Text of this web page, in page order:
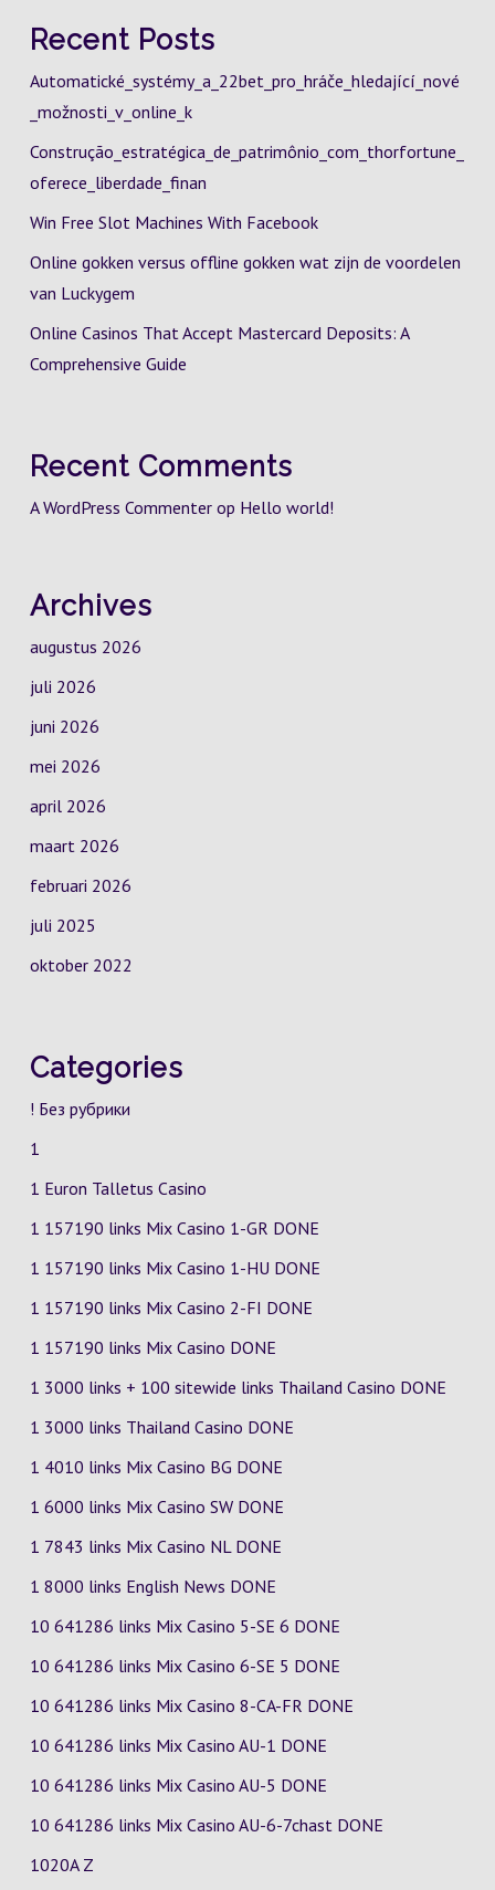
Recent Posts
Automatické_systémy_a_22bet_pro_hráče_hledající_nové
_možnosti_v_online_k
Construção_estratégica_de_patrimônio_com_thorfortune_
oferece_liberdade_finan
Win Free Slot Machines With Facebook
Online gokken versus offline gokken wat zijn de voordelen
van Luckygem
Online Casinos That Accept Mastercard Deposits: A
Comprehensive Guide
Recent Comments
A WordPress Commenterop Hello world!
Archives
augustus 2026
juli 2026
juni 2026
mei 2026
april 2026
maart 2026
februari 2026
juli 2025
oktober 2022
Categories
! Без рубрики
1
1 Euron Talletus Casino
1 157190 links Mix Casino 1-GR DONE
1 157190 links Mix Casino 1-HU DONE
1 157190 links Mix Casino 2-FI DONE
1 157190 links Mix Casino DONE
1 3000 links + 100 sitewide links Thailand Casino DONE
1 3000 links Thailand Casino DONE
1 4010 links Mix Casino BG DONE
1 6000 links Mix Casino SW DONE
1 7843 links Mix Casino NL DONE
1 8000 links English News DONE
10 641286 links Mix Casino 5-SE 6 DONE
10 641286 links Mix Casino 6-SE 5 DONE
10 641286 links Mix Casino 8-CA-FR DONE
10 641286 links Mix Casino AU-1 DONE
10 641286 links Mix Casino AU-5 DONE
10 641286 links Mix Casino AU-6-7chast DONE
1020A Z